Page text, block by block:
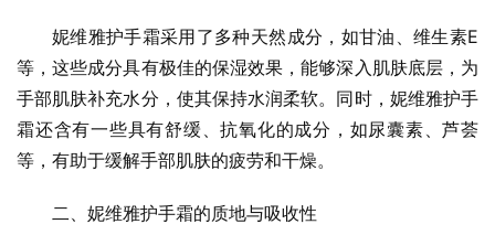
妮维雅护手霜采用了多种天然成分，如甘油、维生素E
等，这些成分具有极佳的保湿效果，能够深入肌肤底层，为
手部肌肤补充水分，使其保持水润柔软。同时，妮维雅护手
霜还含有一些具有舒缓、抗氧化的成分，如尿囊素、芦荟
等，有助于缓解手部肌肤的疲劳和干燥。
二、妮维雅护手霜的质地与吸收性